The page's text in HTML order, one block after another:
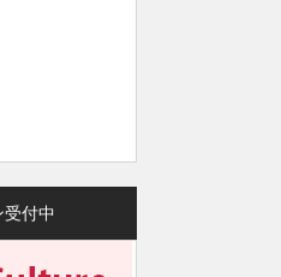
付中